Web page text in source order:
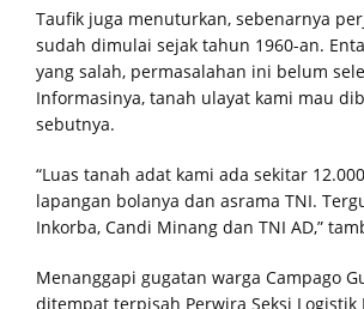
Taufik juga menuturkan, sebenarnya
sudah dimulai sejak tahun 1960-an.
yang salah, permasalahan ini belum
Informasinya, tanah ulayat kami mau
sebutnya.
“Luas tanah adat kami ada sekitar
lapangan bolanya dan asrama TNI.
Inkorba, Candi Minang dan TNI AD,”
Menanggapi gugatan warga Campago
ditempat terpisah Perwira Seksi Logistik